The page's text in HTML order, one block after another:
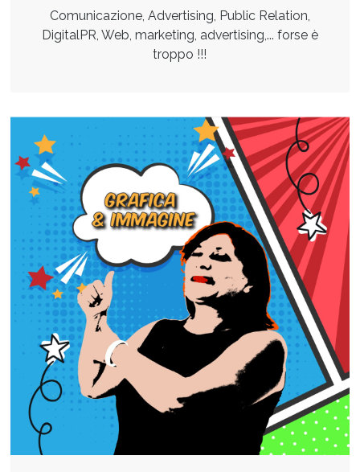
Comunicazione, Advertising, Public Relation,
DigitalPR, Web, marketing, advertising,... forse è
troppo !!!